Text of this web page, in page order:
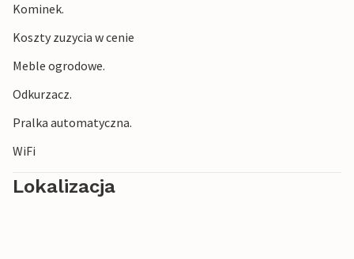
Kominek.
Koszty zuzycia w cenie
Meble ogrodowe.
Odkurzacz.
Pralka automatyczna.
WiFi
Lokalizacja